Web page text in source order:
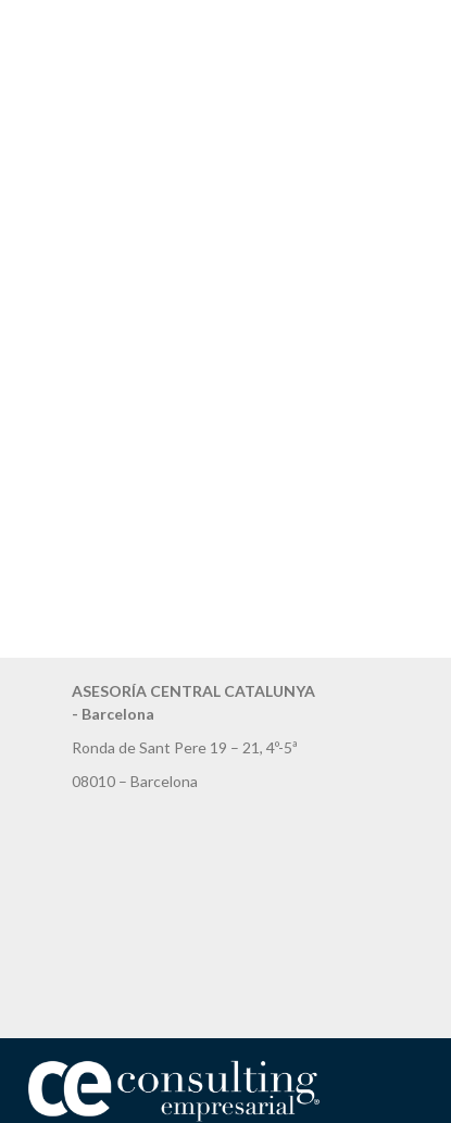
ASESORÍA CENTRAL CATALUNYA
- Barcelona
Ronda de Sant Pere 19 – 21, 4º-5ª
08010 – Barcelona